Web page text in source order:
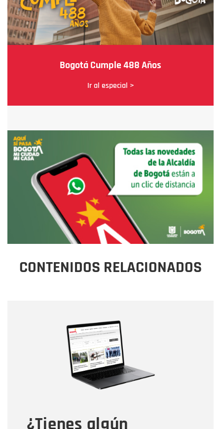
Bogotá Cumple 488 Años
Ir al especial >
CONTENIDOS RELACIONADOS
¿Tienes algún
Correo electrónico
Tipo de comentario
Mensaje